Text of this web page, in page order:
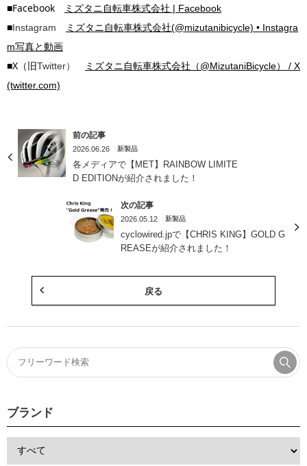
■Facebook ミズタニ自転車株式会社 | Facebook
■Instagram
ミズタニ自転車株式会社(@mizutanibicycle) • Instagra
m写真と動画
■X（旧Twitter）
ミズタニ自転車株式会社（@MizutaniBicycle） / X
(twitter.com)
前の記事
2026.06.26 新製品
各メディアで【MET】RAINBOW LIMITE
D EDITIONが紹介されました！
次の記事
2026.05.12 新製品
cyclowired.jpで【CHRIS KING】GOLD G
REASEが紹介されました！
戻る
ブランド